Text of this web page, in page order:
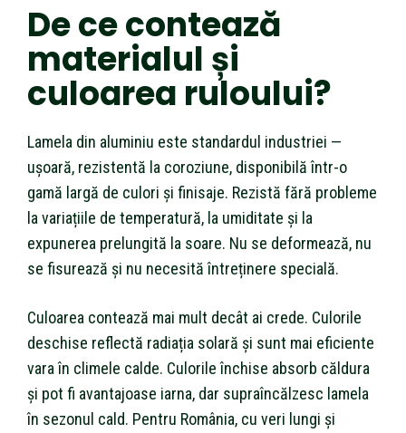
De ce contează
materialul și
culoarea ruloului?
Lamela din aluminiu este standardul industriei —
ușoară, rezistentă la coroziune, disponibilă într-o
gamă largă de culori și finisaje. Rezistă fără probleme
la variațiile de temperatură, la umiditate și la
expunerea prelungită la soare. Nu se deformează, nu
se fisurează și nu necesită întreținere specială.
Culoarea contează mai mult decât ai crede. Culorile
deschise reflectă radiația solară și sunt mai eficiente
vara în climele calde. Culorile închise absorb căldura
și pot fi avantajoase iarna, dar supraîncălzesc lamela
în sezonul cald. Pentru România, cu veri lungi și